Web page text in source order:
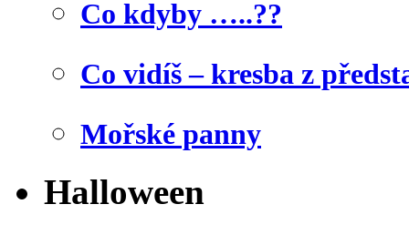
Co kdyby …..??
Co vidíš – kresba z
Mořské panny
Halloween